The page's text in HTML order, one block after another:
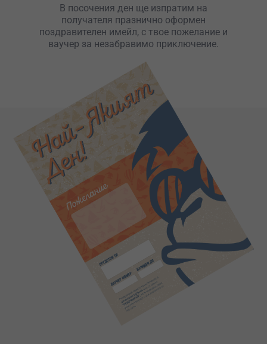
В посочения ден ще изпратим на
получателя празнично оформен
поздравителен имейл, с твое пожелание и
ваучер за незабравимо приключение.